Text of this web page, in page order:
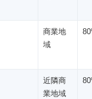
商業地
域
近隣商
業地域